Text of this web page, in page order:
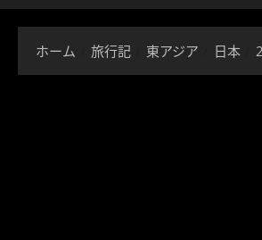
ホーム 旅行記 東アジア 日本